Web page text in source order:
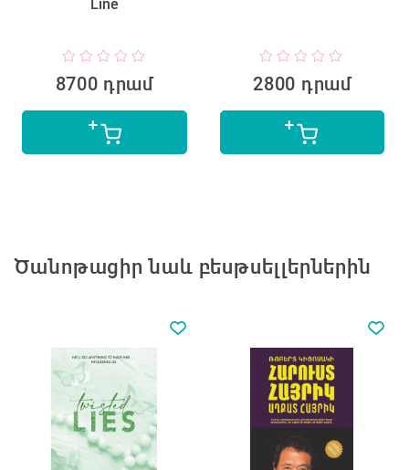
Line
8700 դրամ 2800 դրամ
Ծանոթացիր նաև բեսթսելլերներին